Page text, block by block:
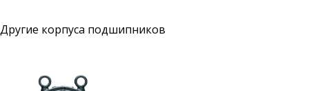
Другие корпуса подшипников